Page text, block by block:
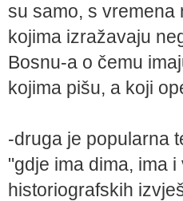
su samo, s vremena
kojima izražavaju
Bosnu-a o čemu
kojima pišu, a koji
-druga je popularna
"gdje ima dima, ima
historiografskih